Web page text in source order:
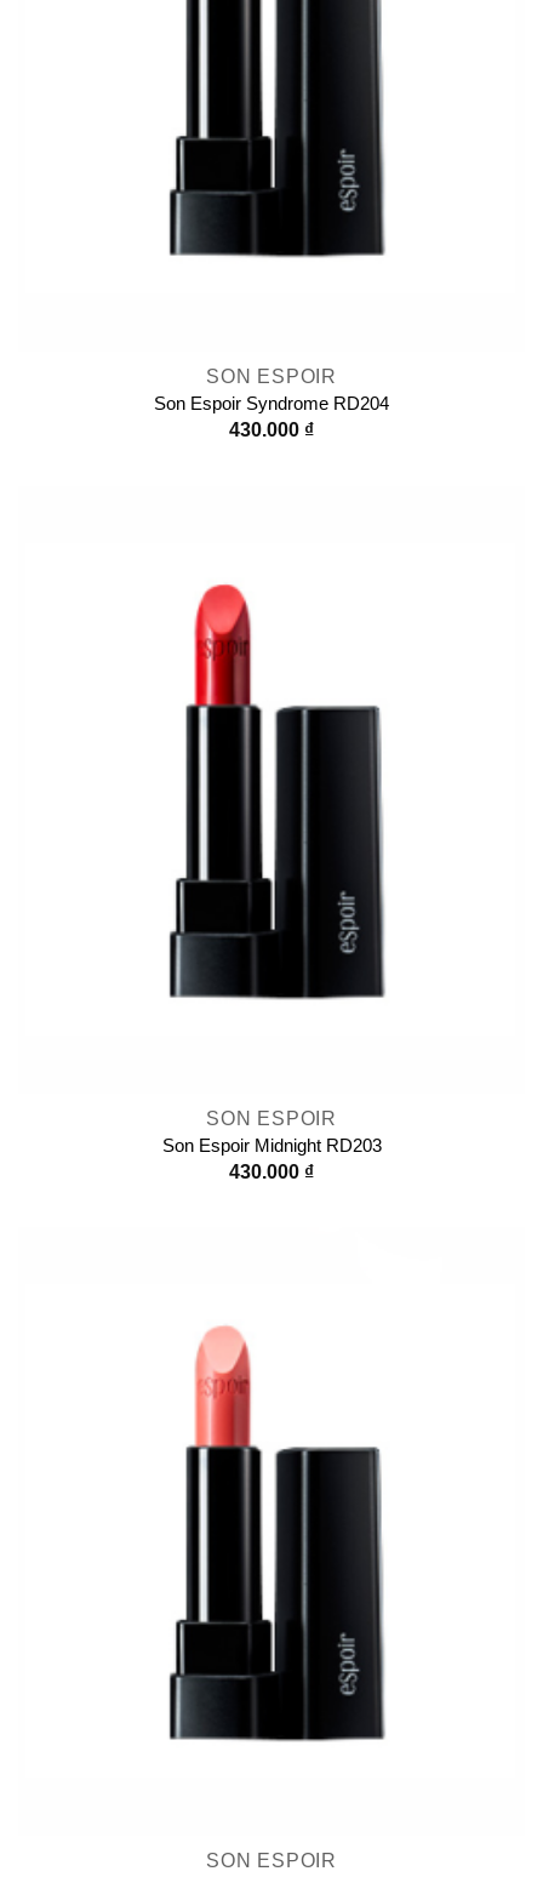
SON ESPOIR
Son Espoir Syndrome RD204
430.000 ₫
SON ESPOIR
Son Espoir Midnight RD203
430.000 ₫
SON ESPOIR